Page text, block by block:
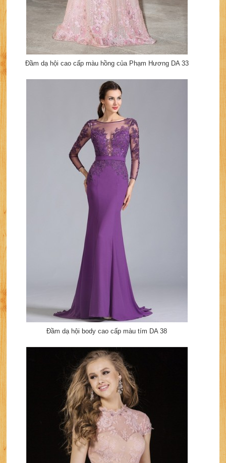
Đầm dạ hội cao cấp màu hồng của Phạm Hương DA 33
Đầm dạ hội body cao cấp màu tím DA 38